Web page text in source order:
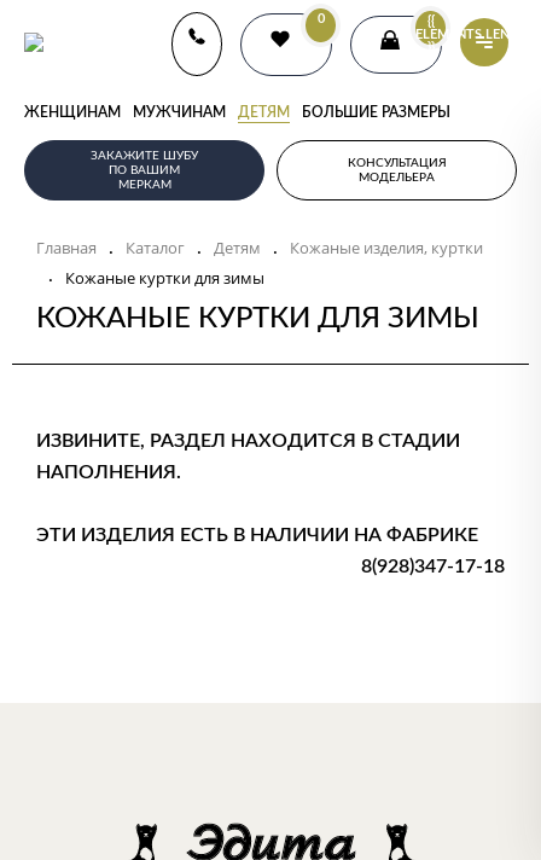
0
{{
ELEMENTS.LENGTH
}}
ЖЕНЩИНАМ МУЖЧИНАМ ДЕТЯМ БОЛЬШИЕ РАЗМЕРЫ
ЗАКАЖИТЕ ШУБУ
ПО ВАШИМ
МЕРКАМ
КОНСУЛЬТАЦИЯ
МОДЕЛЬЕРА
Главная . Каталог . Детям . Кожаные изделия, куртки
. Кожаные куртки для зимы
КОЖАНЫЕ КУРТКИ ДЛЯ ЗИМЫ
ИЗВИНИТЕ, РАЗДЕЛ НАХОДИТСЯ В СТАДИИ
НАПОЛНЕНИЯ.
ЭТИ ИЗДЕЛИЯ ЕСТЬ В НАЛИЧИИ НА ФАБРИКЕ
8(928)347-17-18